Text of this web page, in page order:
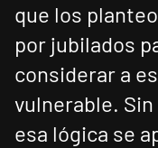
que los
por jubilados
considerar a
vulnerable.
esa lógica se